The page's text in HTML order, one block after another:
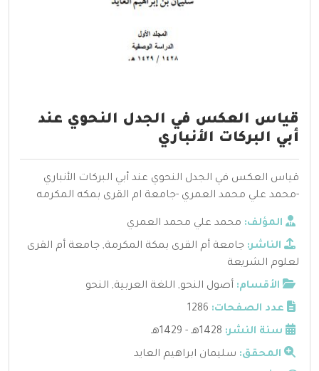
قياس العكس في الجدل النحوي عند
أبي البركات الأنباري
قياس العكس في الجدل النحوي عند أبي البركات الأنباري
-محمد علي محمد العمري -جامعة ام القرى بمكه المكرمه
المؤلف: محمد علي محمد العمري
الناشر: جامعة أم القرى بمكة المكرمة, جامعة أم القرى
لعلوم الشريعة
الأقسام: أصول النحو, اللغة العربية, النحو
عدد الصفحات: 1286
سنة النشر: 1428هـ - 1429هـ
المحقق: سليمان ابراهيم العايد